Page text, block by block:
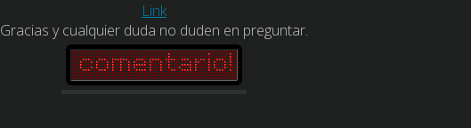
Link
Gracias y cualquier duda no duden en preguntar.